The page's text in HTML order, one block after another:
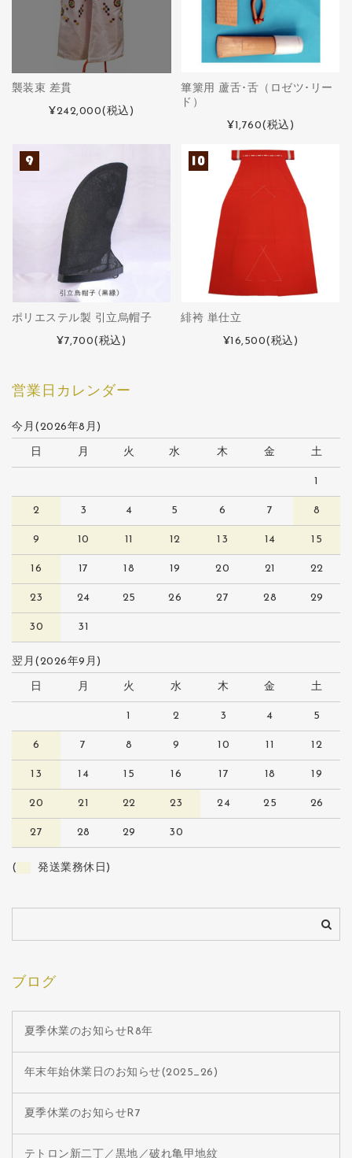
襲装束 差貫
¥242,000(税込)
篳篥用 蘆舌･舌（ロゼツ･リー
ド）
¥1,760(税込)
ポリエステル製 引立烏帽子
¥7,700(税込)
緋袴 単仕立
¥16,500(税込)
営業日カレンダー
今月(2026年8月)
日 月 火 水 木 金 土
1
2 3 4 5 6 7 8
9 10 11 12 13 14 15
16 17 18 19 20 21 22
23 24 25 26 27 28 29
30 31
翌月(2026年9月)
日 月 火 水 木 金 土
1 2 3 4 5
6 7 8 9 10 11 12
13 14 15 16 17 18 19
20 21 22 23 24 25 26
27 28 29 30
( 発送業務休日)
ブログ
夏季休業のお知らせR8年
年末年始休業日のお知らせ(2025_26)
夏季休業のお知らせR7
テトロン新二丁／黒地／破れ亀甲地紋